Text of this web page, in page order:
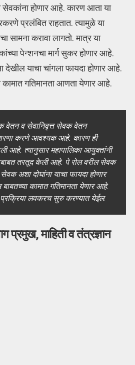
सेवकांना होणार आहे. कारण आता या
प्रलंबित राहतात. त्यामुळे या
सामना करावा लागतो. मात्र या
पेन्शनचा मार्ग सुकर होणार आहे.
याचा चांगला फायदा होणार आहे.
कामात गतिमानता आणता येणार आहे.
वेतन व सेवानिवृत्त सेवक वेतन
करणे आवश्यक आहे. कारण ही
आहे. त्यानुसार महापालिका आयुक्तांनी
तरतूद केली आहे. पे रोल वरील सेवक
अशा दोघांना याचा फायदा होणार
कामात गतिमानता येणार आहे.
प्रक्रिया लवकरच सुरु करण्यात येईल.
प्रमुख, माहिती व तंत्रज्ञान